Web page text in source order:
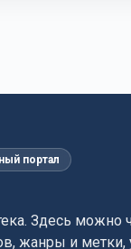
портал
Здесь можно
жанры и